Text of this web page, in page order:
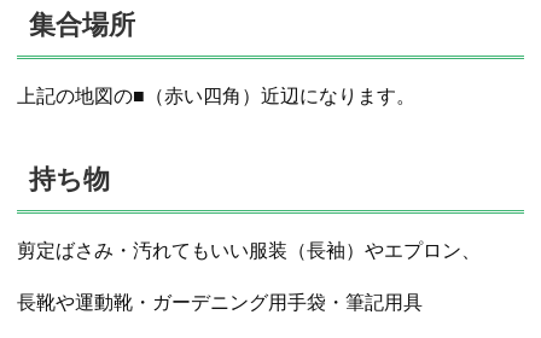
集合場所
上記の地図の■（赤い四角）近辺になります。
持ち物
剪定ばさみ・汚れてもいい服装（長袖）やエプロン、
長靴や運動靴・ガーデニング用手袋・筆記用具